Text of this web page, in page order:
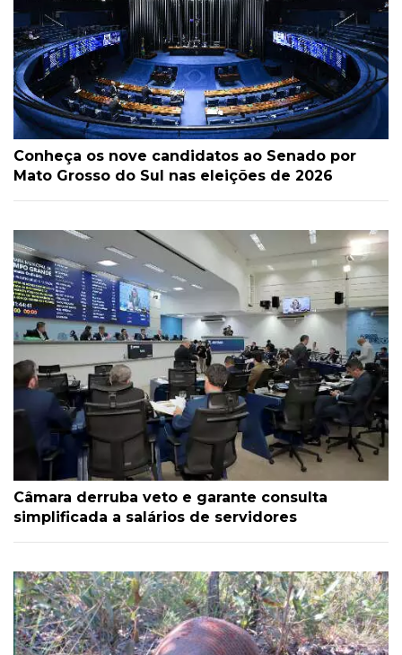
Conheça os nove candidatos ao Senado por
Mato Grosso do Sul nas eleições de 2026
Câmara derruba veto e garante consulta
simplificada a salários de servidores